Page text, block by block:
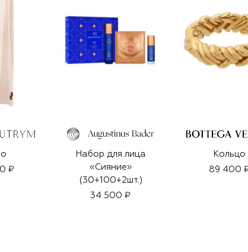
₽
Набор для лица
«Сияние»
(30+100+2шт.)
34 500 ₽
Кольцо
89 400